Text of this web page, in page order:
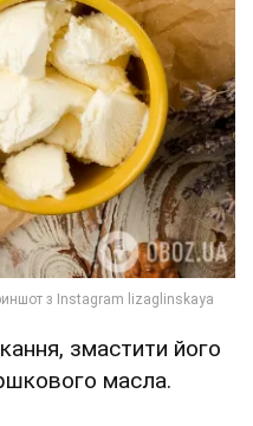
змастити його
масла.